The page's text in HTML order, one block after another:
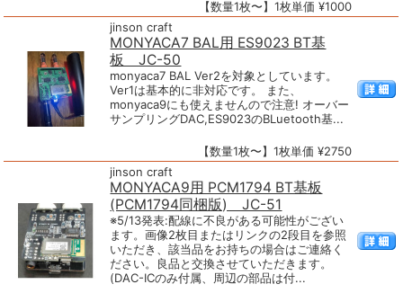
【数量1枚〜】1枚単価 ¥1000
jinson craft
MONYACA7 BAL用 ES9023 BT基
板 JC-50
monyaca7 BAL Ver2を対象としています。
Ver1は基本的に非対応です。 また、
monyaca9にも使えませんので注意! オーバー
サンプリングDAC,ES9023のBLuetooth基...
【数量1枚〜】1枚単価 ¥2750
jinson craft
MONYACA9用 PCM1794 BT基板
(PCM1794同梱版) JC-51
※5/13発表:配線に不良がある可能性がござい
ます。画像2枚目またはリンクの2段目を参照
いただき、該当品をお持ちの場合はご連絡く
ださい。良品と交換させていただきます。
(DAC-ICのみ付属、周辺の部品は付...